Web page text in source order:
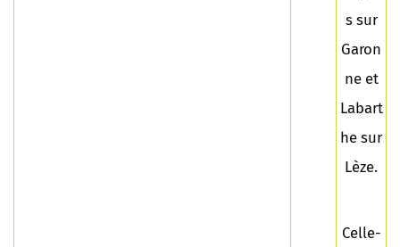
s sur
Garon
ne et
Labart
he sur
Lèze.
Celle-